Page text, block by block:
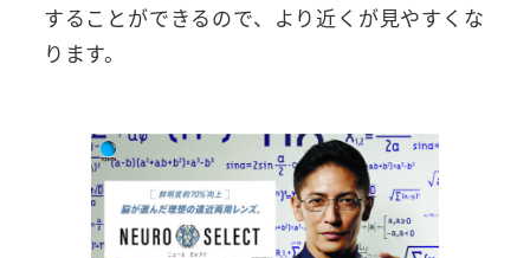
することができるので、より近くが見やすくな
ります。